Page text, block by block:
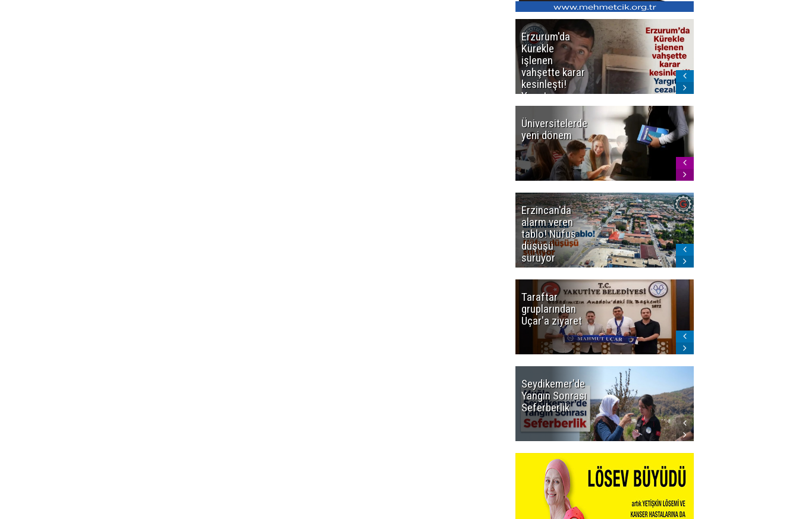
Erzurum'da
Kürekle
işlenen
vahşette karar
kesinleşti!
Yargıtay
cezaları onadı
Üniversitelerde
yeni dönem
Erzincan'da
alarm veren
tablo! Nüfus
düşüşü
sürüyor
Taraftar
gruplarından
Uçar'a ziyaret
Seydikemer'de
Yangın Sonrası
Seferberlik